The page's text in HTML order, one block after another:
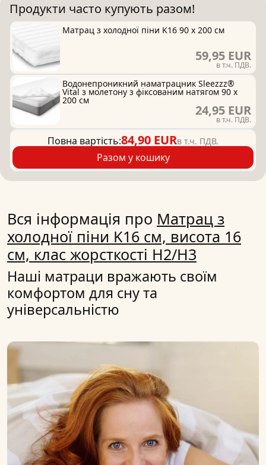
Продукти часто купують разом!
Матрац з холодної піни K16 90 x 200 см
59,95 EUR
в т.ч. ПДВ.
Водонепроникний наматрацник Sleezzz®
Vital з молетону з фіксованим натягом 90 x
200 см
24,95 EUR
в т.ч. ПДВ.
Повна вартість:84,90 EURв т.ч. ПДВ.
Разом у кошику
Вся інформація про Матрац з
холодної піни K16 см, висота 16
см, клас жорсткості H2/H3
Наші матраци вражають своїм
комфортом для сну та
універсальністю